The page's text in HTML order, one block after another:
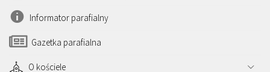
Informator parafialny
Gazetka parafialna
O kościele